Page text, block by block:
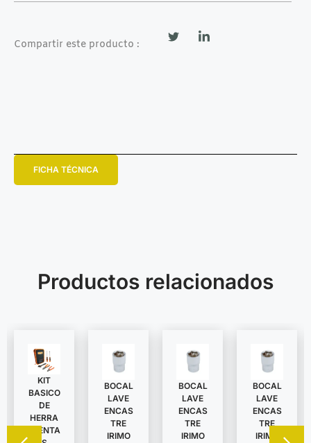
Compartir este producto :
FICHA TÉCNICA
Productos relacionados
KIT
BASICO
DE
HERRA
MIENTA
BOCAL
LAVE
ENCAS
TRE
IRIMO
BOCAL
LAVE
ENCAS
TRE
IRIMO
BOCAL
LAVE
ENCAS
TRE
IRIMO